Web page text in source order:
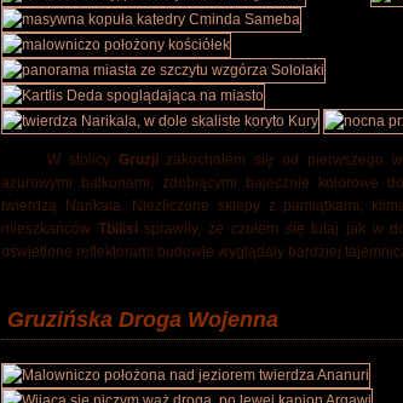
W stolicy Gruzji zakochałem się od pierwszego
ażurowymi balkonami, zdobiącymi bajecznie kolorowe
twierdzą Narikala. Niezliczone sklepy z pamiątkami,
mieszkańców Tbilisi sprawiły, że czułem się tutaj jak w
oświetlone reflektorami budowle wyglądały bardziej
Gruzińska Droga Wojenna